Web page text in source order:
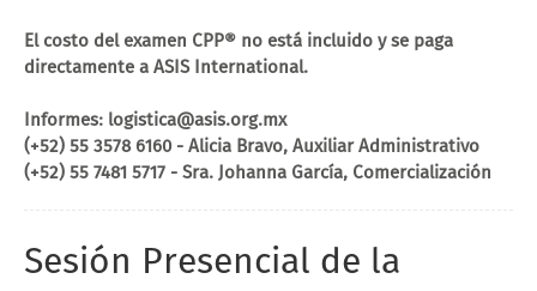
El costo del examen CPP®️ no está incluido y se paga
directamente a ASIS International.
Informes: logistica@asis.org.mx
(+52) 55 3578 6160 - Alicia Bravo, Auxiliar Administrativo
(+52) 55 7481 5717 - Sra. Johanna García, Comercialización
Sesión Presencial de la